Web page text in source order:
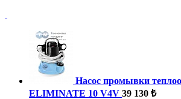
Насос промывки
ELIMINATE 10 V4V 39 130 ₺